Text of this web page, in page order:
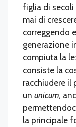
figlia di
mai di
correggendo e
generazione
compiuta la
consiste la
racchiudere il
un unicum,
la principale